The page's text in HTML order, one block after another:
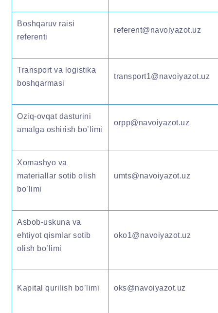
Boshqaruv raisi
referenti
referent@navoiyazot.uz
Transport va logistika
boshqarmasi
transport1@navoiyazot.uz
Oziq-ovqat dasturini
amalga oshirish bo’limi
orpp@navoiyazot.uz
Xomashyo va
materiallar sotib olish
bo’limi
umts@navoiyazot.uz
Asbob-uskuna va
ehtiyot qismlar sotib
olish bo’limi
oko1@navoiyazot.uz
Kapital qurilish bo’limi oks@navoiyazot.uz